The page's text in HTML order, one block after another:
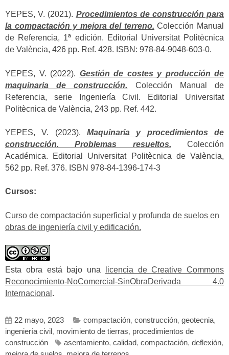
YEPES, V. (2021). Procedimientos de construcción para
la compactación y mejora del terreno. Colección Manual
de Referencia, 1ª edición. Editorial Universitat Politècnica
de València, 426 pp. Ref. 428. ISBN: 978-84-9048-603-0.
YEPES, V. (2022). Gestión de costes y producción de
maquinaria de construcción. Colección Manual de
Referencia, serie Ingeniería Civil. Editorial Universitat
Politècnica de València, 243 pp. Ref. 442.
YEPES, V. (2023). Maquinaria y procedimientos de
construcción. Problemas resueltos. Colección
Académica. Editorial Universitat Politècnica de València,
562 pp. Ref. 376. ISBN 978-84-1396-174-3
Cursos:
Curso de compactación superficial y profunda de suelos en
obras de ingeniería civil y edificación.
Esta obra está bajo una
licencia de Creative Commons
Reconocimiento-NoComercial-SinObraDerivada 4.0
Internacional .
22 mayo, 2023 compactación, construcción, geotecnia,
ingeniería civil , movimiento de tierras, procedimientos de
construcción
asentamiento, calidad, compactación, deflexión,